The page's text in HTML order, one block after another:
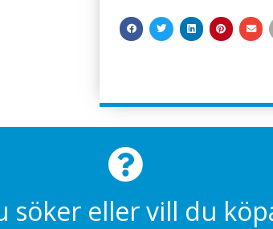
eller vill du